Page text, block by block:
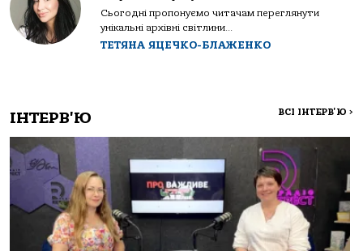
Сьогодні пропонуємо читачам переглянути
унікальні архівні світлини...
ТЕТЯНА ЯЦЕЧКО-БЛАЖЕНКО
ІНТЕРВ'Ю ВСІ ІНТЕРВ'Ю >